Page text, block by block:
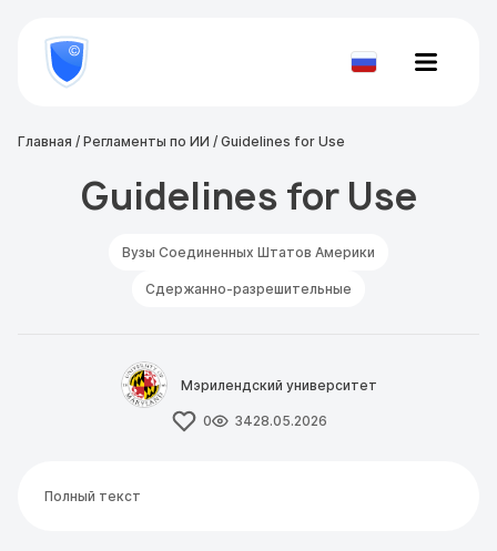
800
777-
81-Проверить
Главная / Регламенты по ИИ / Guidelines for Use
Guidelines for Use
Вузы Соединенных Штатов Америки
Сдержанно-разрешительные
Мэрилендский университет
0 3428.05.2026
Полный текст